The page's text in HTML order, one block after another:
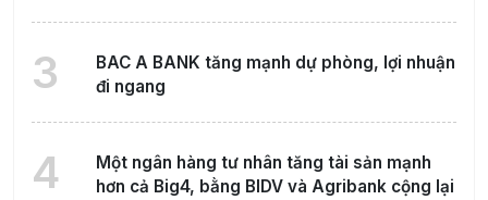
3
BAC A BANK tăng mạnh dự phòng, lợi nhuận
đi ngang
4
Một ngân hàng tư nhân tăng tài sản mạnh
hơn cả Big4, bằng BIDV và Agribank cộng lại